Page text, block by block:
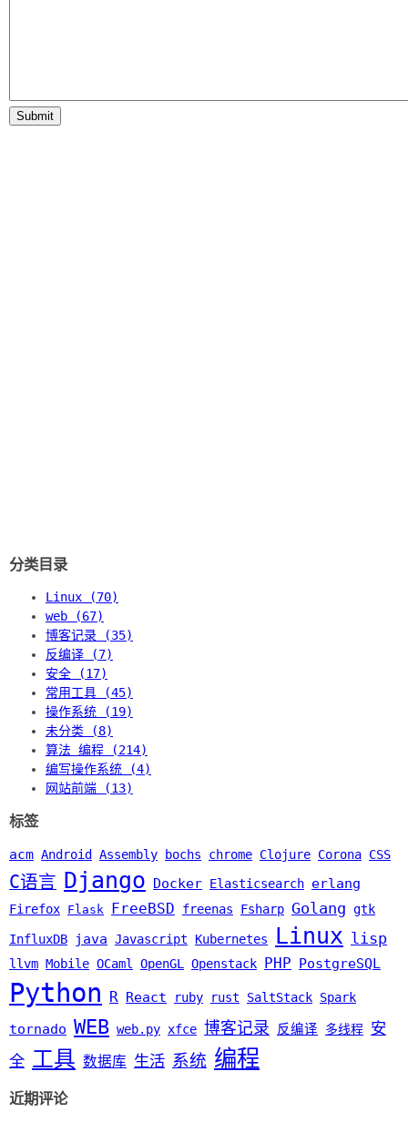
分类目录
Linux (70)
web (67)
博客记录 (35)
反编译 (7)
安全 (17)
常用工具 (45)
操作系统 (19)
未分类 (8)
算法 编程 (214)
编写操作系统 (4)
网站前端 (13)
标签
acm Android Assembly bochs chrome Clojure Corona CSS
C语言 Django Docker Elasticsearch erlang
Firefox Flask FreeBSD freenas Fsharp Golang gtk
InfluxDB java Javascript Kubernetes Linux lisp
llvm Mobile OCaml OpenGL Openstack PHP PostgreSQL
Python R React ruby rust SaltStack Spark
tornado WEB web.py xfce 博客记录 反编译 多线程 安
全 工具 数据库 生活 系统 编程
近期评论